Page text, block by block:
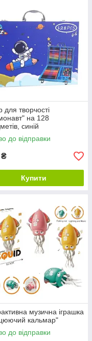
для творчості
на 128
синій
до відправки
₴
Купити
музична іграшка
кальмар"
до відправки